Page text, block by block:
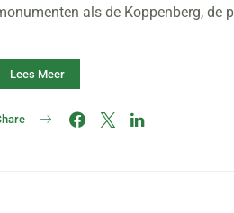
als de Koppenberg, de
Lees Meer